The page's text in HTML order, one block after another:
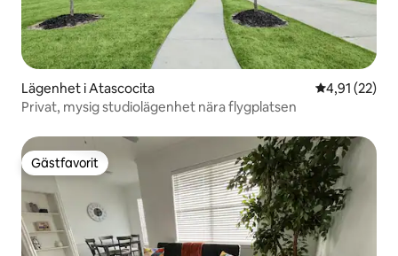
Lägenhet i Atascocita 4,91 av 5 i
4,91 (22)
Privat, mysig studiolägenhet nära flygplatsen
Gästfavorit
Gästfavorit